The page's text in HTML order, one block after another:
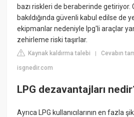
bazı riskleri de beraberinde getiriyor.
bakıldığında güvenli kabul edilse de
ekipmanlar nedeniyle lpg'li araçlar
zehirleme riski taşırlar.
Kaynak kaldırma talebi |Cevabın
isgnedir.com
LPG dezavantajları
Ayrıca LPG kullanıcılarının en fazla